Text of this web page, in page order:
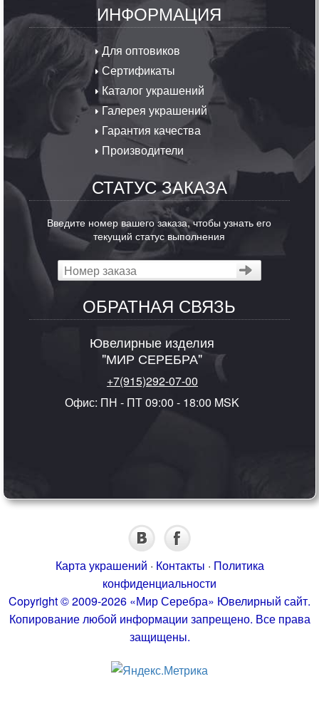
ИНФОРМАЦИЯ
Для оптовиков
Сертификаты
Каталог украшений
Галерея украшений
Гарантия качества
Производители
СТАТУС ЗАКАЗА
Введите номер вашего заказа, чтобы узнать его
текущий статус выполнения
ОБРАТНАЯ СВЯЗЬ
Ювелирные изделия
"МИР СЕРЕБРА"
+7(915)292-07-00
Офис: ПН - ПТ 09:00 - 18:00 MSK
Карта украшений · Контакты · Политика
конфиденциальности
Copyright © 2009-2026 «Мир Серебра» Ювелирный сайт.
Копирование любой информации запрещено. Все права
защищены.